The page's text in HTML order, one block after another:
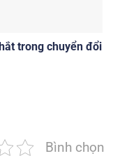
trong chuyển đổi
Bình chọn